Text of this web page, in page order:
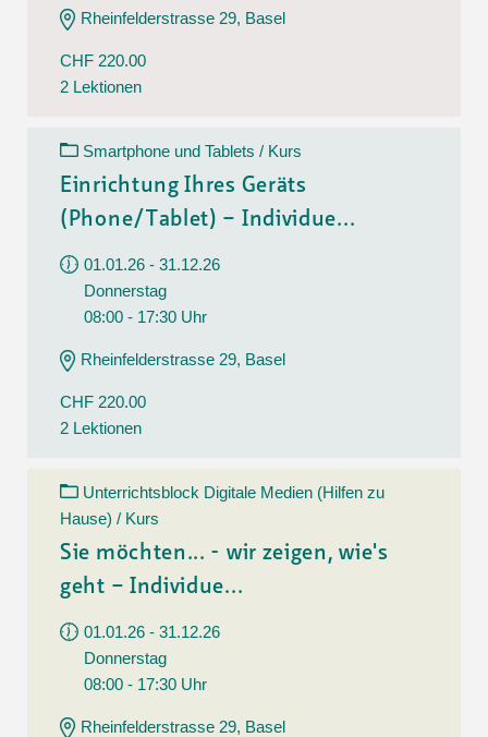
Rheinfelderstrasse 29, Basel
CHF 220.00
2 Lektionen
Smartphone und Tablets / Kurs
Einrichtung Ihres Geräts
(Phone/Tablet) – Individue...
01.01.26 - 31.12.26
Donnerstag
08:00 - 17:30 Uhr
Rheinfelderstrasse 29, Basel
CHF 220.00
2 Lektionen
Unterrichtsblock Digitale Medien (Hilfen zu
Hause) / Kurs
Sie möchten... - wir zeigen, wie's
geht – Individue...
01.01.26 - 31.12.26
Donnerstag
08:00 - 17:30 Uhr
Rheinfelderstrasse 29, Basel